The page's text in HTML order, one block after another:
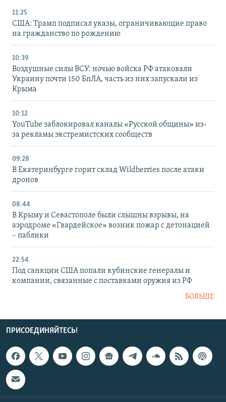
11:25
США: Трамп подписал указы, ограничивающие право
на гражданство по рождению
10:39
Воздушные силы ВСУ: ночью войска РФ атаковали
Украину почти 150 БпЛА, часть из них запускали из
Крыма
10:12
YouTube заблокировал каналы «Русской общины» из-
за рекламы экстремистских сообществ
09:28
В Екатеринбурге горит склад Wildberries после атаки
дронов
08:44
В Крыму и Севастополе были слышны взрывы, на
аэродроме «Гвардейское» возник пожар с детонацией
– паблики
22:54
Под санкции США попали кубинские генералы и
компании, связанные с поставками оружия из РФ
БОЛЬШЕ
ПРИСОЕДИНЯЙТЕСЬ!